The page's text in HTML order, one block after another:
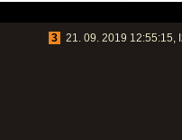
3 21. 09. 2019